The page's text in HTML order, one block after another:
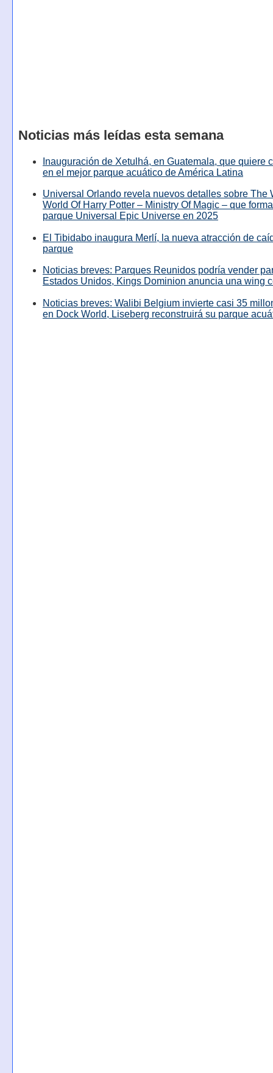
Noticias más leídas esta semana
Inauguración de Xetulhá, en Guatemala, que quiere
en el mejor parque acuático de América Latina
Universal Orlando revela nuevos detalles sobre The
World Of Harry Potter – Ministry Of Magic – que
parque Universal Epic Universe en 2025
El Tibidabo inaugura Merlí, la nueva atracción de
parque
Noticias breves: Parques Reunidos podría vender
Estados Unidos, Kings Dominion anuncia una wing
Noticias breves: Walibi Belgium invierte casi 35
en Dock World, Liseberg reconstruirá su parque